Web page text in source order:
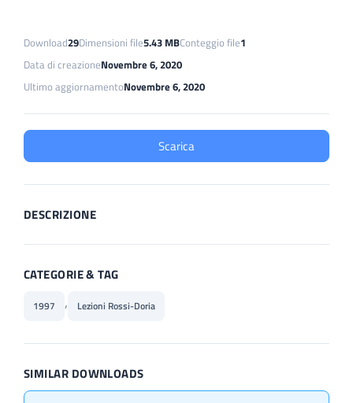
Download29Dimensioni file5.43 MBConteggio file1
Data di creazioneNovembre 6, 2020
Ultimo aggiornamentoNovembre 6, 2020
Scarica
DESCRIZIONE
CATEGORIE & TAG
1997 , Lezioni Rossi-Doria
SIMILAR DOWNLOADS